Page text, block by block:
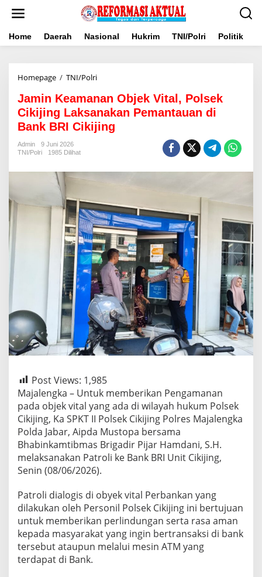
Home Daerah Nasional Hukrim TNI/Polri Politik
Homepage / TNI/PolriJamin
Objek
Vital,
Polsek
Cikijing
Bank
Jamin Keamanan Objek Vital, Polsek
Cikijing Laksanakan Pemantauan di
Bank BRI Cikijing
Admin
9 Juni 2026
TNI/Polri
1985 Dilihat
Post Views: 1,985
Majalengka – Untuk memberikan Pengamanan
pada objek vital yang ada di wilayah hukum Polsek
Cikijing, Ka SPKT II Polsek Cikijing Polres Majalengka
Polda Jabar, Aipda Mustopa bersama
Bhabinkamtibmas Brigadir Pijar Hamdani, S.H.
melaksanakan Patroli ke Bank BRI Unit Cikijing,
Senin (08/06/2026).
Patroli dialogis di obyek vital Perbankan yang
dilakukan oleh Personil Polsek Cikijing ini bertujuan
untuk memberikan perlindungan serta rasa aman
kepada masyarakat yang ingin bertransaksi di bank
tersebut ataupun melalui mesin ATM yang
terdapat di Bank.